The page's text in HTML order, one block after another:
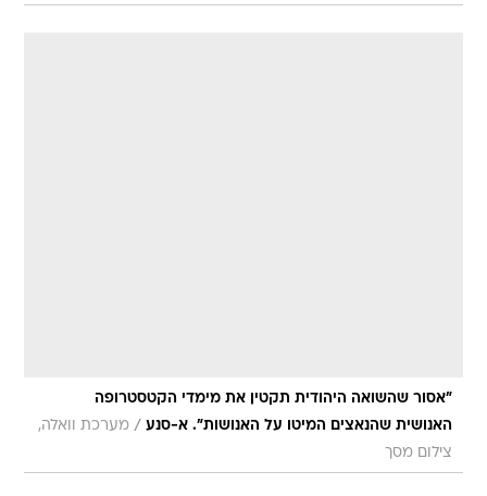
"אסור שהשואה היהודית תקטין את מימדי הקטסטרופה
האנושית שהנאצים המיטו על האנושות". א-סנע / מערכת וואלה,
צילום מסך